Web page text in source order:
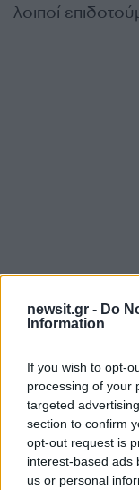
newsit.gr - Do
Information
If you wish to opt-
processing of your
targeted
section to confirm
opt-out request is
interest-based ads
us or personal
λοιποί
Αν τα χάσατε